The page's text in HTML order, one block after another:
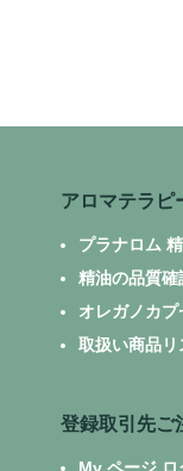
アロマテラピ
プラナロム
精油の品質確
オレガノカ
取扱い商品リ
登録取引先ご